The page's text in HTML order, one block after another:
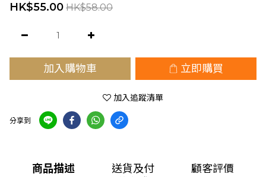
HK$55.00 HK$58.00
加入購物車 立即購買
加入追蹤清單
分享到
商品描述
送貨及付
顧客評價